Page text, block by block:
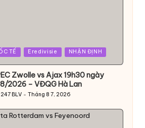
TẾ Eredivisie NHẬN ĐỊNH
Zwolle vs Ajax 19h30 ngày
2026 – VĐQG Hà Lan
247 BLV Tháng 8 7, 2026